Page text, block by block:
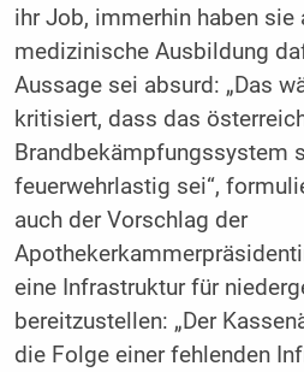
ihr Job, immerhin haben sie
medizinische Ausbildung
Aussage sei absurd: „Das
kritisiert, dass das
Brandbekämpfungssystem
feuerwehrlastig sei“,
auch der Vorschlag der
eine Infrastruktur für
bereitzustellen: „Der
die Folge einer fehlenden